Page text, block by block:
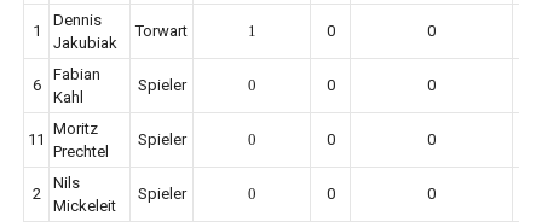
1
Dennis
Jakubiak
Torwart 1 0 0
6
Fabian
Kahl
Spieler 0 0 0
11
Moritz
Prechtel
Spieler 0 0 0
2
Nils
Mickeleit
Spieler 0 0 0